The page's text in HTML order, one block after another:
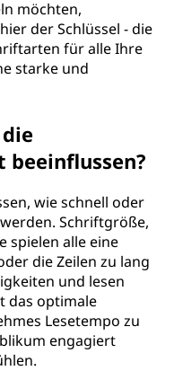
möchten,
der Schlüssel - die
für alle Ihre
starke und
beeinflussen?
wie schnell oder
Schriftgröße,
spielen alle eine
die Zeilen zu lang
und lesen
das optimale
Lesetempo zu
engagiert